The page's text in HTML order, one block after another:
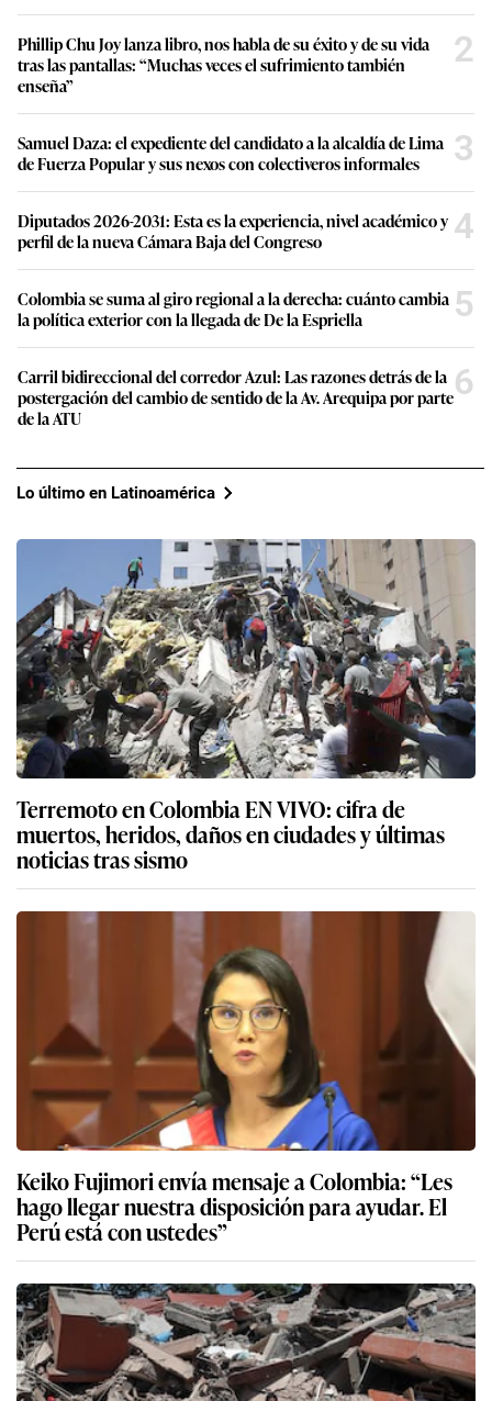
Phillip Chu Joy lanza libro, nos habla de su éxito y de su vida
tras las pantallas: “Muchas veces el sufrimiento también
enseña”
2
Samuel Daza: el expediente del candidato a la alcaldía de Lima
de Fuerza Popular y sus nexos con colectiveros informales
3
Diputados 2026-2031: Esta es la experiencia, nivel académico y
perfil de la nueva Cámara Baja del Congreso
4
Colombia se suma al giro regional a la derecha: cuánto cambia
la política exterior con la llegada de De la Espriella
5
Carril bidireccional del corredor Azul: Las razones detrás de la
postergación del cambio de sentido de la Av. Arequipa por parte
de la ATU
6
Lo último en Latinoamérica
Terremoto en Colombia EN VIVO: cifra de
muertos, heridos, daños en ciudades y últimas
noticias tras sismo
Keiko Fujimori envía mensaje a Colombia: “Les
hago llegar nuestra disposición para ayudar. El
Perú está con ustedes”